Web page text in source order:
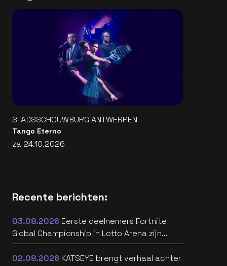
STADSSCHOUWBURG ANTWERPEN
Tango Eterno
za 24.10.2026
Recente berichten:
03.08.2026 Eerste deelnemers Fortnite
Global Championship in Lotto Arena zijn
bekend
02.08.2026 KATSEYE brengt verhaal achter